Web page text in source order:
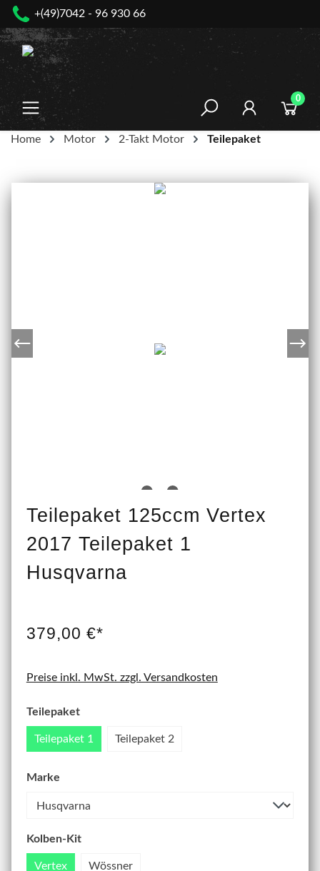
springen
+(49)7042 - 96 930 66
0
Home Motor 2-Takt Motor Teilepaket
Teilepaket 125ccm Vertex
2017 Teilepaket 1
Husqvarna
379,00 €*
Preise inkl. MwSt. zzgl. Versandkosten
Teilepaket
Teilepaket 1 Teilepaket 2
Marke
Kolben-Kit
Vertex Wössner